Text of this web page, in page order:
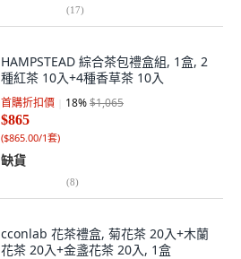
(17)
HAMPSTEAD 綜合茶包禮盒組, 1盒, 2
種紅茶 10入+4種香草茶 10入
首購折扣價 18%$1,065
$865
($865.00/1套)
缺貨
(8)
cconlab 花茶禮盒, 菊花茶 20入+木蘭
花茶 20入+金盞花茶 20入, 1盒